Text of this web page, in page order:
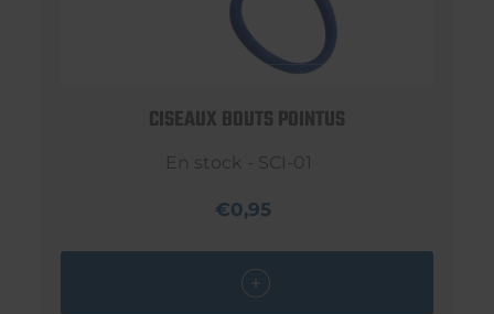
CISEAUX BOUTS POINTUS
En stock - SCI-01
€0,95